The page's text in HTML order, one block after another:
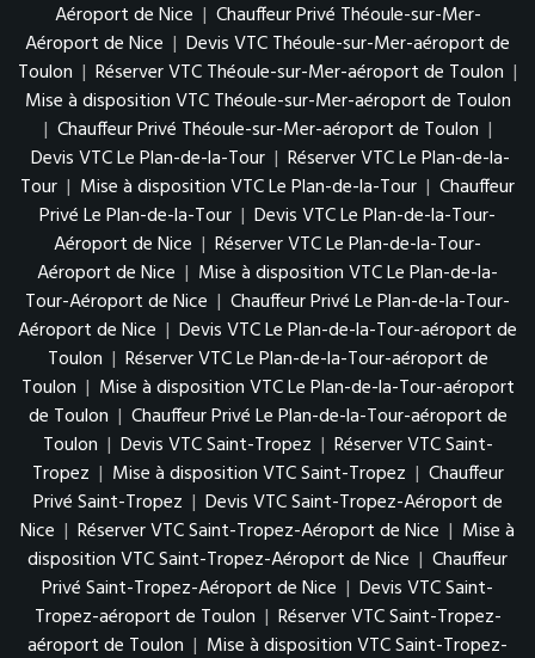
Aéroport de Nice | Chauffeur Privé Théoule-sur-Mer-
Aéroport de Nice | Devis VTC Théoule-sur-Mer-aéroport de
Toulon | Réserver VTC Théoule-sur-Mer-aéroport de Toulon |
Mise à disposition VTC Théoule-sur-Mer-aéroport de Toulon
| Chauffeur Privé Théoule-sur-Mer-aéroport de Toulon |
Devis VTC Le Plan-de-la-Tour | Réserver VTC Le Plan-de-la-
Tour | Mise à disposition VTC Le Plan-de-la-Tour | Chauffeur
Privé Le Plan-de-la-Tour | Devis VTC Le Plan-de-la-Tour-
Aéroport de Nice | Réserver VTC Le Plan-de-la-Tour-
Aéroport de Nice | Mise à disposition VTC Le Plan-de-la-
Tour-Aéroport de Nice | Chauffeur Privé Le Plan-de-la-Tour-
Aéroport de Nice | Devis VTC Le Plan-de-la-Tour-aéroport de
Toulon | Réserver VTC Le Plan-de-la-Tour-aéroport de
Toulon | Mise à disposition VTC Le Plan-de-la-Tour-aéroport
de Toulon | Chauffeur Privé Le Plan-de-la-Tour-aéroport de
Toulon | Devis VTC Saint-Tropez | Réserver VTC Saint-
Tropez | Mise à disposition VTC Saint-Tropez | Chauffeur
Privé Saint-Tropez | Devis VTC Saint-Tropez-Aéroport de
Nice | Réserver VTC Saint-Tropez-Aéroport de Nice | Mise à
disposition VTC Saint-Tropez-Aéroport de Nice | Chauffeur
Privé Saint-Tropez-Aéroport de Nice | Devis VTC Saint-
Tropez-aéroport de Toulon | Réserver VTC Saint-Tropez-
aéroport de Toulon | Mise à disposition VTC Saint-Tropez-